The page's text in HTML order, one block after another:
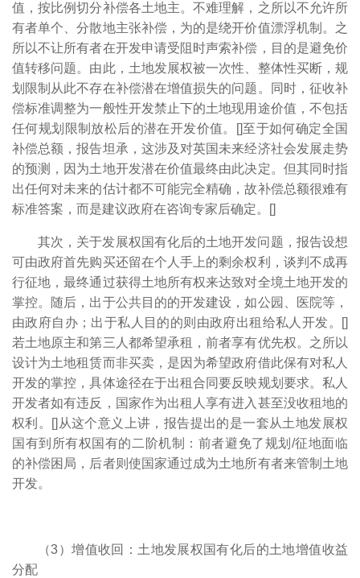
值，按比例切分补偿各土地主。不难理解，之所以不允许所
有者单个、分散地主张补偿，为的是绕开价值漂浮机制。之
所以不让所有者在开发申请受阻时声索补偿，目的是避免价
值转移问题。由此，土地发展权被一次性、整体性买断，规
划限制从此不存在补偿潜在增值损失的问题。同时，征收补
偿标准调整为一般性开发禁止下的土地现用途价值，不包括
任何规划限制放松后的潜在开发价值。[]至于如何确定全国
补偿总额，报告坦承，这涉及对英国未来经济社会发展走势
的预测，因为土地开发潜在价值最终由此决定。但其同时指
出任何对未来的估计都不可能完全精确，故补偿总额很难有
标准答案，而是建议政府在咨询专家后确定。[]
其次，关于发展权国有化后的土地开发问题，报告设想
可由政府首先购买还留在个人手上的剩余权利，谈判不成再
行征地，最终通过获得土地所有权来达致对全境土地开发的
掌控。随后，出于公共目的的开发建设，如公园、医院等，
由政府自办；出于私人目的的则由政府出租给私人开发。[]
若土地原主和第三人都希望承租，前者享有优先权。之所以
设计为土地租赁而非买卖，是因为希望政府借此保有对私人
开发的掌控，具体途径在于出租合同要反映规划要求。私人
开发者如有违反，国家作为出租人享有进入甚至没收租地的
权利。[]从这个意义上讲，报告提出的是一套从土地发展权
国有到所有权国有的二阶机制：前者避免了规划/征地面临
的补偿困局，后者则使国家通过成为土地所有者来管制土地
开发。
（3）增值收回：土地发展权国有化后的土地增值收益
分配